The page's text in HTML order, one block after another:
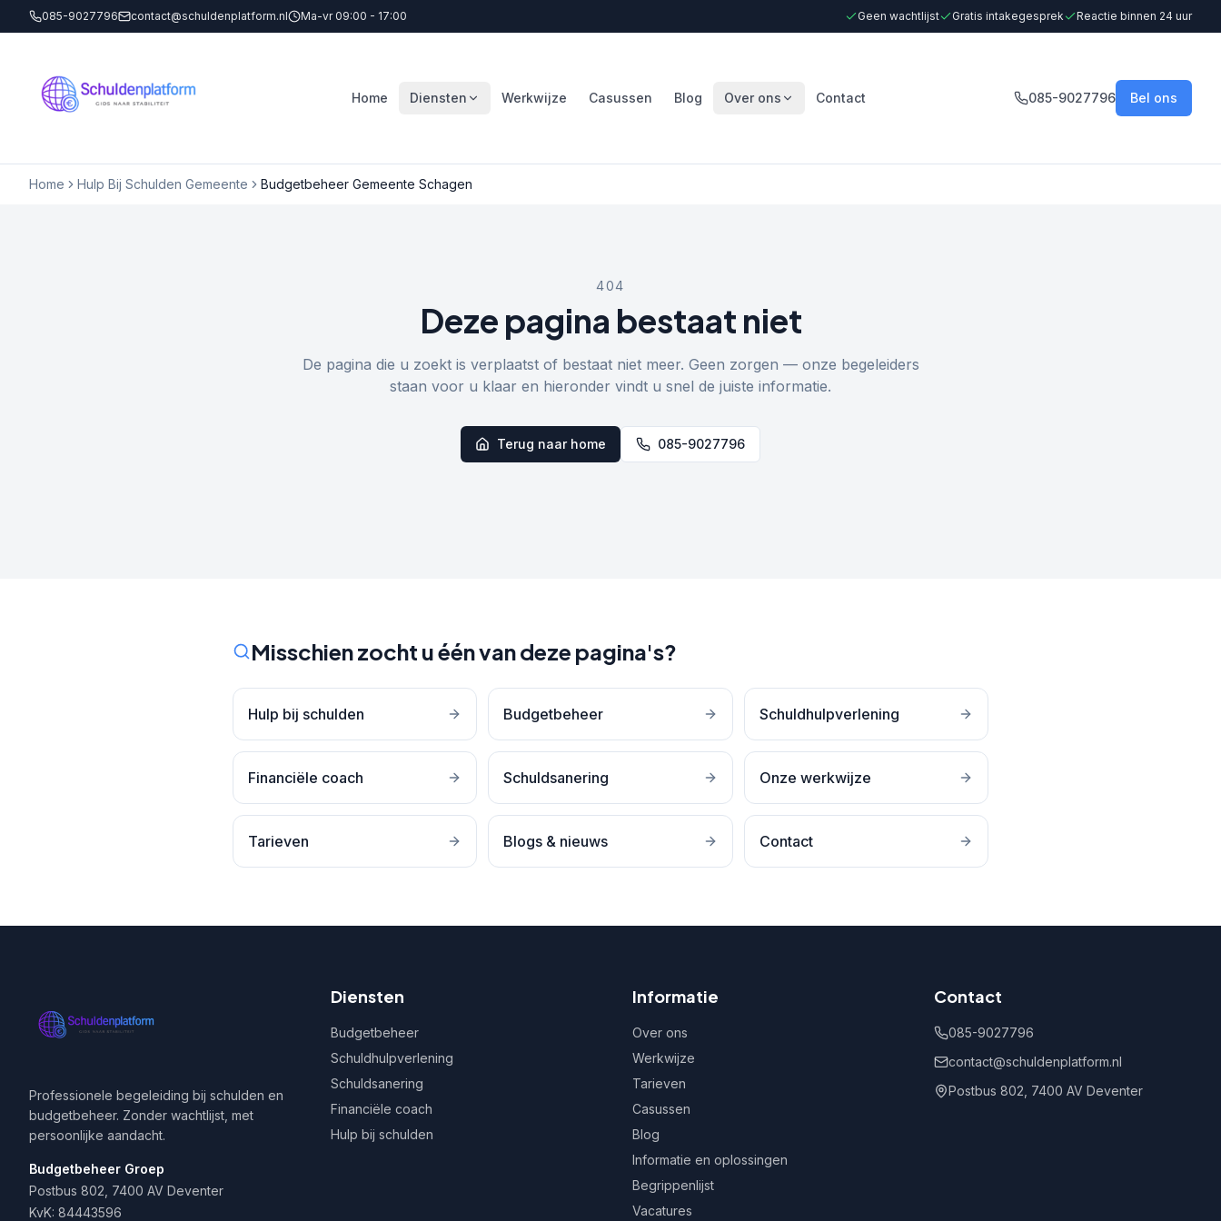
085-9027796 contact@schuldenplatform.nl Ma-vr 09:00 - 17:00 Geen wachtlijst Gratis intakegesprek Reactie binnen 24 uur
Home Diensten Werkwijze Casussen Blog Over ons Contact 085-9027796 Bel ons
Home Hulp Bij Schulden Gemeente Budgetbeheer Gemeente Schagen
404
Deze pagina bestaat niet
De pagina die u zoekt is verplaatst of bestaat niet meer. Geen zorgen — onze begeleiders
staan voor u klaar en hieronder vindt u snel de juiste informatie.
Terug naar home 085-9027796
Misschien zocht u één van deze pagina's?
Hulp bij schulden Budgetbeheer Schuldhulpverlening
Financiële coach Schuldsanering Onze werkwijze
Tarieven Blogs & nieuws Contact
Professionele begeleiding bij schulden en
budgetbeheer. Zonder wachtlijst, met
persoonlijke aandacht.
Budgetbeheer Groep
Postbus 802, 7400 AV Deventer
KvK: 84443596
Diensten
Budgetbeheer
Schuldhulpverlening
Schuldsanering
Financiële coach
Hulp bij schulden
Informatie
Over ons
Werkwijze
Tarieven
Casussen
Blog
Informatie en oplossingen
Begrippenlijst
Vacatures
Contact
085-9027796
contact@schuldenplatform.nl
Postbus 802, 7400 AV Deventer